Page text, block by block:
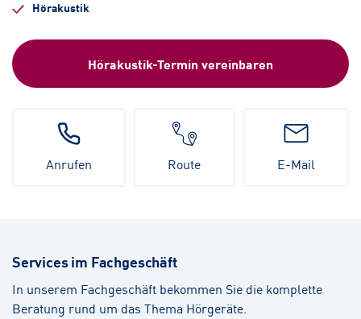
Hörakustik
Hörakustik-Termin vereinbaren
Anrufen Route E-Mail
Services im Fachgeschäft
In unserem Fachgeschäft bekommen Sie die komplette
Beratung rund um das Thema Hörgeräte.